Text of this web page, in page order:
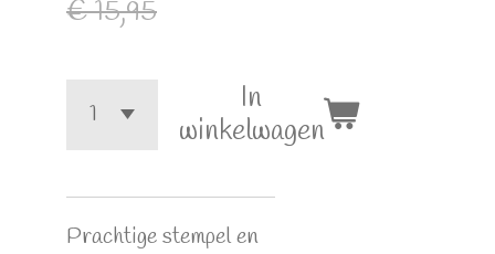
€ 15,95
In
winkelwagen
Prachtige stempel en